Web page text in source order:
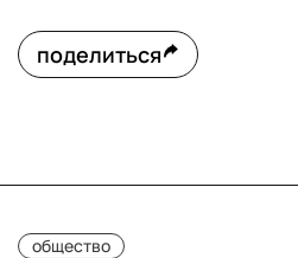
поделиться
общество